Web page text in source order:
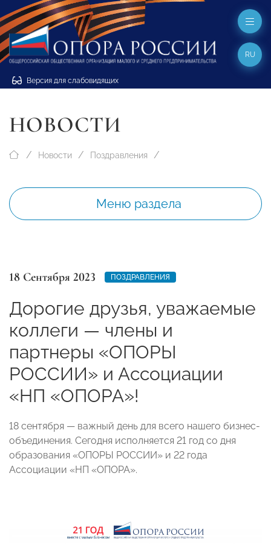
Версия для слабовидящих
RU
НОВОСТИ
Новости Поздравления
Меню раздела
18 Сентября 2023 ПОЗДРАВЛЕНИЯ
Дорогие друзья, уважаемые
коллеги — члены и
партнеры «ОПОРЫ
РОССИИ» и Ассоциации
«НП «ОПОРА»!
18 сентября — важный день для всего нашего бизнес-
объединения. Сегодня исполняется 21 год со дня
образования «ОПОРЫ РОССИИ» и 22 года
Ассоциации «НП «ОПОРА».